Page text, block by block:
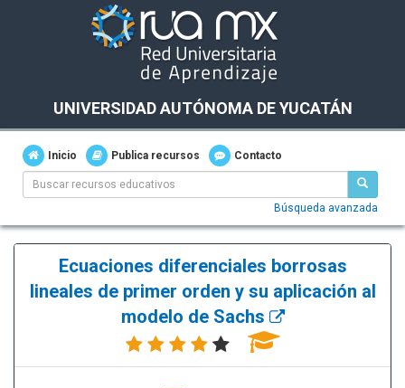
UNIVERSIDAD AUTÓNOMA DE YUCATÁN
Inicio Publica recursos Contacto
Búsqueda avanzada
Ecuaciones diferenciales borrosas
lineales de primer orden y su aplicación al
modelo de Sachs